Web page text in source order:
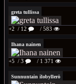
greta tullissa
+2 / 12 / 583
Ihana nainen
+5 / 3 / 1 371
Sunnuntain ilobyllerö